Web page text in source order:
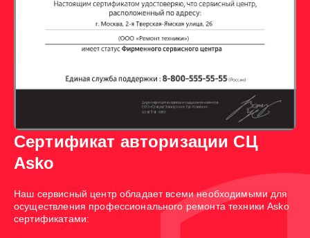
Сертификат авторизации СЦ
Asko
Наш сервисный центр обладает всеми необходимыми для
осуществления профессионального ремонта техники Asko
сертификатами: